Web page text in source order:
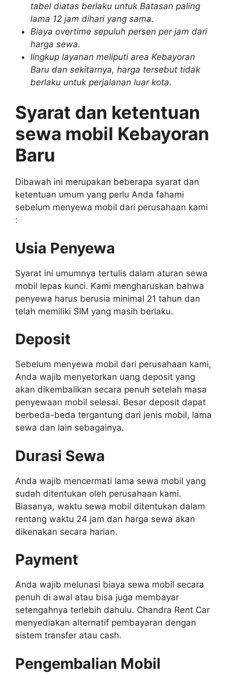
tabel diatas berlaku untuk Batasan paling
lama 12 jam dihari yang sama.
Biaya overtime sepuluh persen per jam dari
harga sewa.
lingkup layanan meliputi area Kebayoran
Baru dan sekitarnya, harga tersebut tidak
berlaku untuk perjalanan luar kota.
Syarat dan ketentuan
sewa mobil Kebayoran
Baru
Dibawah ini merupakan beberapa syarat dan
ketentuan umum yang perlu Anda fahami
sebelum menyewa mobil dari perusahaan kami
:
Usia Penyewa
Syarat ini umumnya tertulis dalam aturan sewa
mobil lepas kunci. Kami mengharuskan bahwa
penyewa harus berusia minimal 21 tahun dan
telah memiliki SIM yang masih berlaku.
Deposit
Sebelum menyewa mobil dari perusahaan kami,
Anda wajib menyetorkan uang deposit yang
akan dikembalikan secara penuh setelah masa
penyewaan mobil selesai. Besar deposit dapat
berbeda-beda tergantung dari jenis mobil, lama
sewa dan lain sebagainya.
Durasi Sewa
Anda wajib mencermati lama sewa mobil yang
sudah ditentukan oleh perusahaan kami.
Biasanya, waktu sewa mobil ditentukan dalam
rentang waktu 24 jam dan harga sewa akan
dikenakan secara harian.
Payment
Anda wajib melunasi biaya sewa mobil secara
penuh di awal atau bisa juga membayar
setengahnya terlebih dahulu. Chandra Rent Car
menyediakan alternatif pembayaran dengan
sistem transfer atau cash.
Pengembalian Mobil